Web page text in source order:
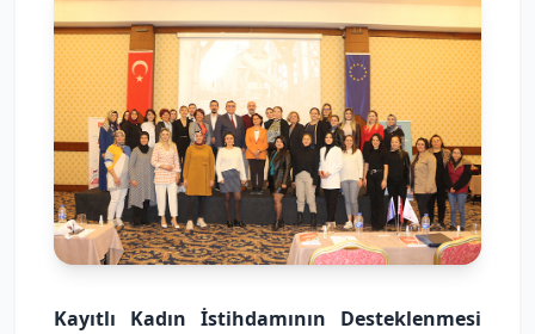
Kayıtlı Kadın İstihdamının Desteklenmesi